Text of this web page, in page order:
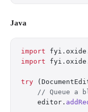
Java
import
import
try
// Queue a
    editor.